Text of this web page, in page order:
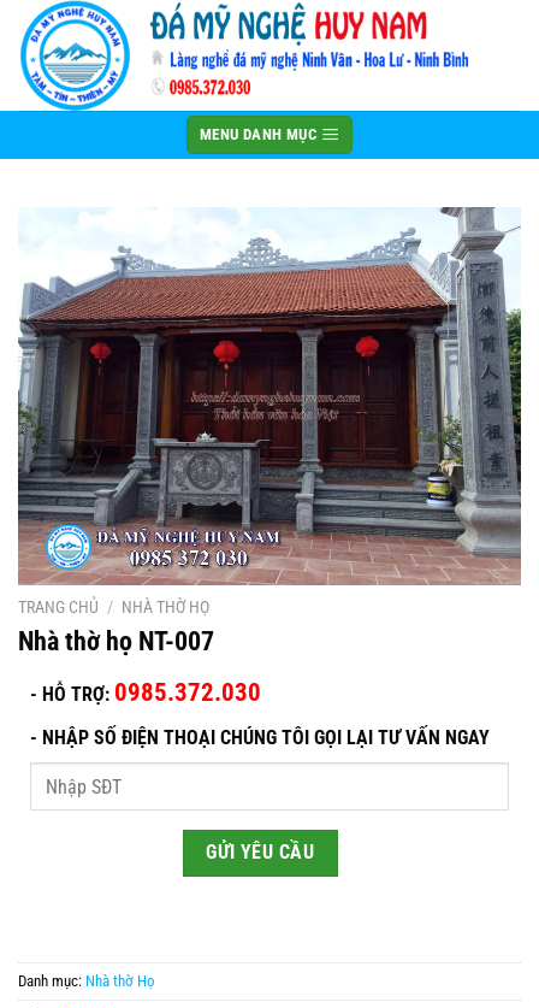
qua
nội
MENU DANH MỤC
TRANG CHỦ / NHÀ THỜ HỌ
Nhà thờ họ NT-007
- HỖ TRỢ: 0985.372.030
- NHẬP SỐ ĐIỆN THOẠI CHÚNG TÔI GỌI LẠI TƯ VẤN NGAY
Danh mục: Nhà thờ Họ